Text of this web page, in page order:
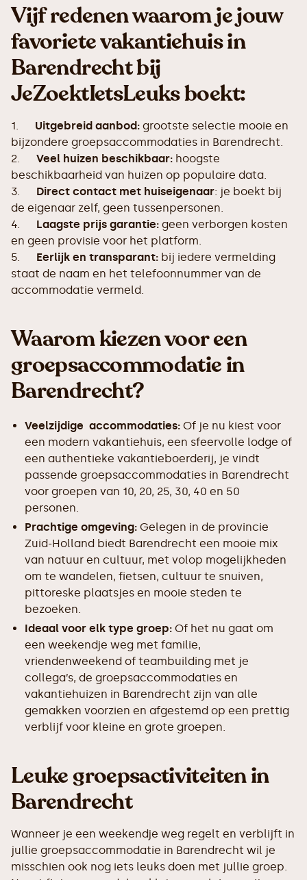
Vijf redenen waarom je jouw
favoriete vakantiehuis in
Barendrecht bij
JeZoektIetsLeuks boekt:
1. Uitgebreid aanbod: grootste selectie mooie en
bijzondere groepsaccommodaties in Barendrecht.
2. Veel huizen beschikbaar: hoogste
beschikbaarheid van huizen op populaire data.
3. Direct contact met huiseigenaar: je boekt bij
de eigenaar zelf, geen tussenpersonen.
4. Laagste prijs garantie: geen verborgen kosten
en geen provisie voor het platform.
5. Eerlijk en transparant: bij iedere vermelding
staat de naam en het telefoonnummer van de
accommodatie vermeld.
Waarom kiezen voor een
groepsaccommodatie in
Barendrecht?
Veelzijdige accommodaties: Of je nu kiest voor
een modern vakantiehuis, een sfeervolle lodge of
een authentieke vakantieboerderij, je vindt
passende groepsaccommodaties in Barendrecht
voor groepen van 10, 20, 25, 30, 40 en 50
personen.
Prachtige omgeving: Gelegen in de provincie
Zuid-Holland biedt Barendrecht een mooie mix
van natuur en cultuur, met volop mogelijkheden
om te wandelen, fietsen, cultuur te snuiven,
pittoreske plaatsjes en mooie steden te
bezoeken.
Ideaal voor elk type groep: Of het nu gaat om
een weekendje weg met familie,
vriendenweekend of teambuilding met je
collega’s, de groepsaccommodaties en
vakantiehuizen in Barendrecht zijn van alle
gemakken voorzien en afgestemd op een prettig
verblijf voor kleine en grote groepen.
Leuke groepsactiviteiten in
Barendrecht
Wanneer je een weekendje weg regelt en verblijft in
jullie groepsaccommodatie in Barendrecht wil je
misschien ook nog iets leuks doen met jullie groep.